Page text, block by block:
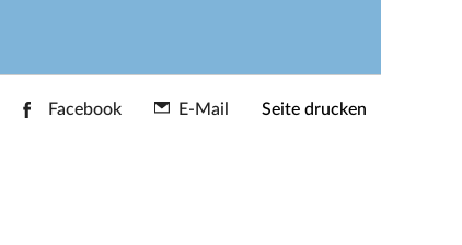
Facebook E-Mail Seite drucken